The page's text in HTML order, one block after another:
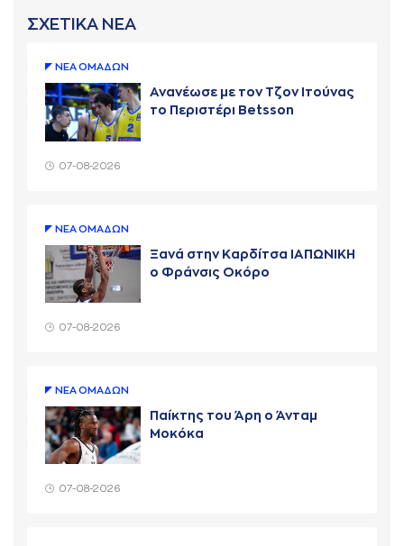
ΣΧΕΤΙΚΑ ΝΕΑ
ΝΕA ΟΜAΔΩΝ
Ανανέωσε με τον Τζον Ιτούνας
το Περιστέρι Betsson
07-08-2026
ΝΕA ΟΜAΔΩΝ
Ξανά στην Καρδίτσα ΙΑΠΩΝΙΚΗ
ο Φράνσις Οκόρο
07-08-2026
ΝΕA ΟΜAΔΩΝ
Παίκτης του Άρη ο Άνταμ
Μοκόκα
07-08-2026